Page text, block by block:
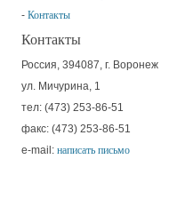
Контакты
Контакты
Россия, 394087, г. Воронеж
ул. Мичурина, 1
тел: (473) 253-86-51
факс: (473) 253-86-51
e-mail: написать письмо